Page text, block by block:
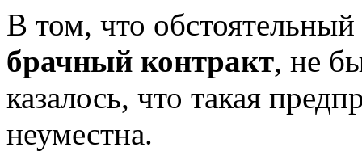
В том, что
брачный контракт, не
казалось, что такая
неуместна.